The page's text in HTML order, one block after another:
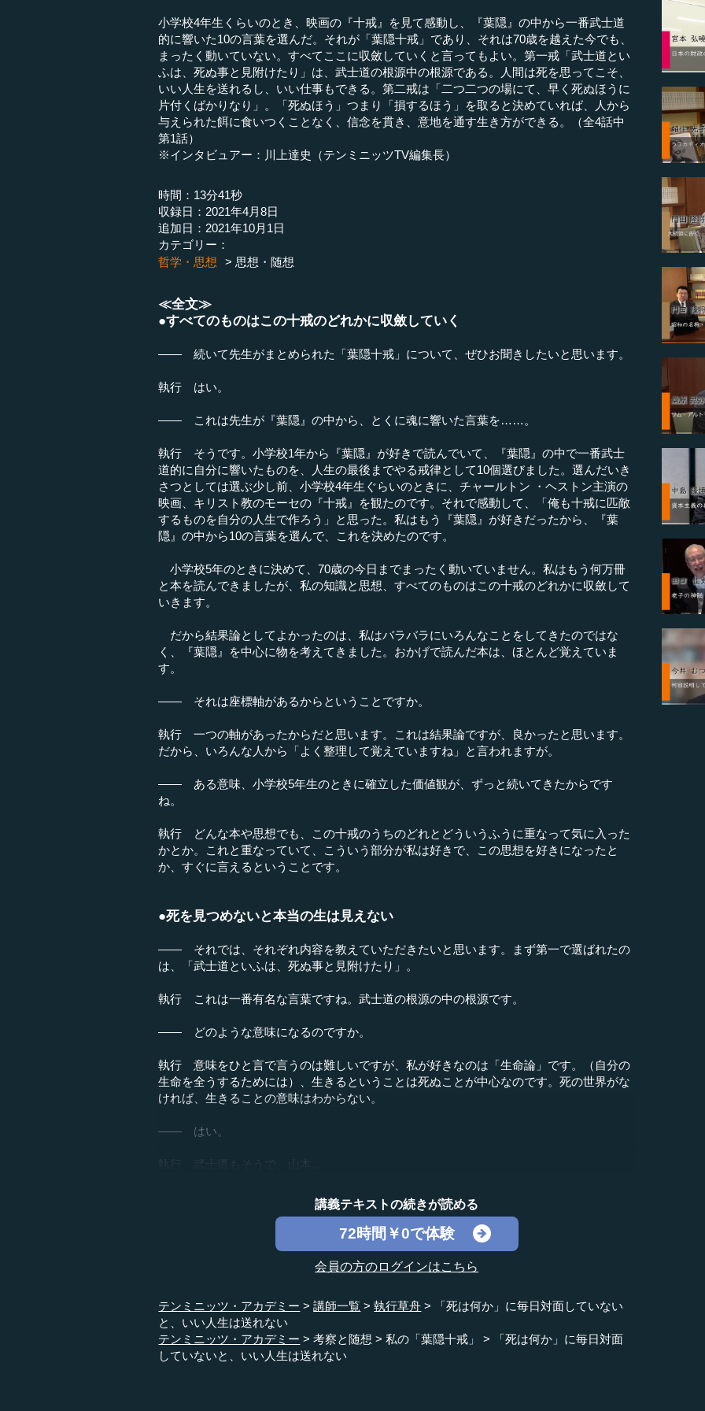
小学校4年生くらいのとき、映画の『十戒』を見て感動し、『葉隠』の中から一番武士道
的に響いた10の言葉を選んだ。それが「葉隠十戒」であり、それは70歳を越えた今でも、
まったく動いていない。すべてここに収斂していくと言ってもよい。第一戒「武士道とい
ふは、死ぬ事と見附けたり」は、武士道の根源中の根源である。人間は死を思ってこそ、
いい人生を送れるし、いい仕事もできる。第二戒は「二つ二つの場にて、早く死ぬほうに
片付くばかりなり」。「死ぬほう」つまり「損するほう」を取ると決めていれば、人から
与えられた餌に食いつくことなく、信念を貫き、意地を通す生き方ができる。（全4話中
第1話）
※インタビュアー：川上達史（テンミニッツTV編集長）
時間：13分41秒
収録日：2021年4月8日
追加日：2021年10月1日
カテゴリー：
哲学・思想
思想・随想
≪全文≫
●すべてのものはこの十戒のどれかに収斂していく
―― 続いて先生がまとめられた「葉隠十戒」について、ぜひお聞きしたいと思います。
執行 はい。
―― これは先生が『葉隠』の中から、とくに魂に響いた言葉を……。
執行 そうです。小学校1年から『葉隠』が好きで読んでいて、『葉隠』の中で一番武士
道的に自分に響いたものを、人生の最後までやる戒律として10個選びました。選んだいき
さつとしては選ぶ少し前、小学校4年生ぐらいのときに、チャールトン ・ヘストン主演の
映画、キリスト教のモーセの『十戒』を観たのです。それで感動して、「俺も十戒に匹敵
するものを自分の人生で作ろう」と思った。私はもう『葉隠』が好きだったから、『葉
隠』の中から10の言葉を選んで、これを決めたのです。
小学校5年のときに決めて、70歳の今日までまったく動いていません。私はもう何万冊
と本を読んできましたが、私の知識と思想、すべてのものはこの十戒のどれかに収斂して
いきます。
だから結果論としてよかったのは、私はバラバラにいろんなことをしてきたのではな
く、『葉隠』を中心に物を考えてきました。おかげで読んだ本は、ほとんど覚えていま
す。
―― それは座標軸があるからということですか。
執行 一つの軸があったからだと思います。これは結果論ですが、良かったと思います。
だから、いろんな人から「よく整理して覚えていますね」と言われますが。
―― ある意味、小学校5年生のときに確立した価値観が、ずっと続いてきたからです
ね。
執行 どんな本や思想でも、この十戒のうちのどれとどういうふうに重なって気に入った
かとか。これと重なっていて、こういう部分が私は好きで、この思想を好きになったと
か、すぐに言えるということです。
●死を見つめないと本当の生は見えない
―― それでは、それぞれ内容を教えていただきたいと思います。まず第一で選ばれたの
は、「武士道といふは、死ぬ事と見附けたり」。
執行 これは一番有名な言葉ですね。武士道の根源の中の根源です。
―― どのような意味になるのですか。
執行 意味をひと言で言うのは難しいですが、私が好きなのは「生命論」です。（自分の
生命を全うするためには）、生きるということは死ぬことが中心なのです。死の世界がな
ければ、生きることの意味はわからない。
―― はい。
執行 武士道もそうで、山本...
講義テキストの続きが読める
72時間￥0で体験
会員の方のログインはこちら
テンミニッツ・アカデミー 講師一覧 執行草舟
「死は何か」に毎日対面していない
と、いい人生は送れない
テンミニッツ・アカデミー
考察と随想 私の「葉隠十戒」
「死は何か」に毎日対面
していないと、いい人生は送れない